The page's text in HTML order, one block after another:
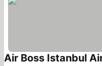
Air Boss Istanbul